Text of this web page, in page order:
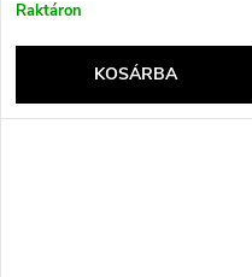
Raktáron
KOSÁRBA